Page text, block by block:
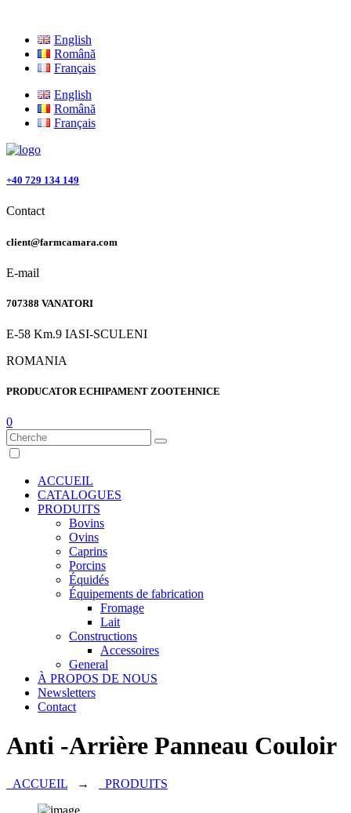
English
Română
Français
English
Română
Français
+40 729 134 149
Contact
client@farmcamara.com
E-mail
707388 VANATORI
E-58 Km.9 IASI-SCULENI
ROMANIA
PRODUCATOR ECHIPAMENT ZOOTEHNICE
0
ACCUEIL
CATALOGUES
PRODUITS
Bovins
Ovins
Caprins
Porcins
Équidés
Équipements de fabrication
Fromage
Lait
Constructions
Accessoires
General
À PROPOS DE NOUS
Newsletters
Contact
Anti -Arrière Panneau Couloir
ACCUEIL → PRODUITS